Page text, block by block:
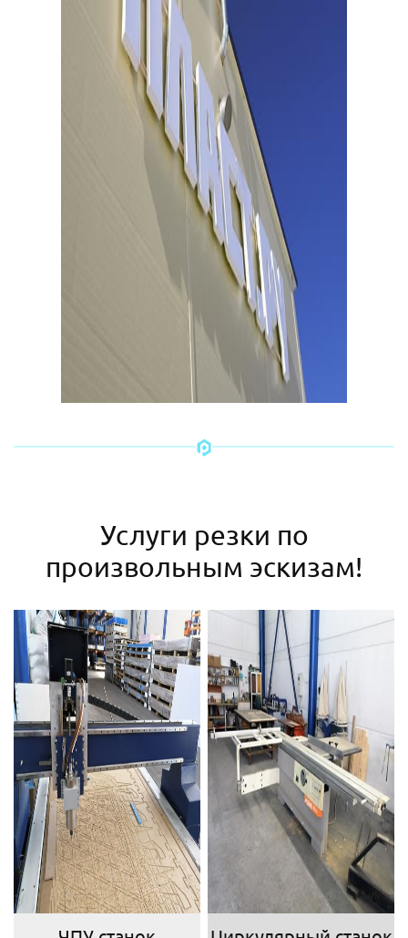
Услуги резки по
произвольным эскизам!